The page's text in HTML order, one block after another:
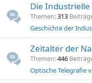
Die
Themen 313
Geschichte der
Zeitalter der
Themen 446
Optische Telegrafie